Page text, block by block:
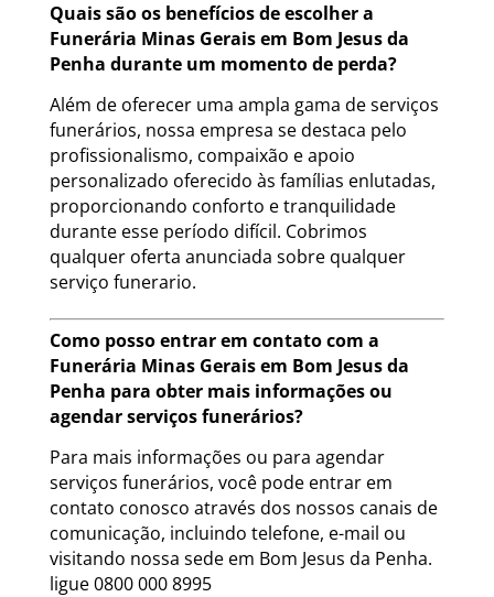
Quais são os benefícios de escolher a
Funerária Minas Gerais em Bom Jesus da
Penha durante um momento de perda?
Além de oferecer uma ampla gama de serviços
funerários, nossa empresa se destaca pelo
profissionalismo, compaixão e apoio
personalizado oferecido às famílias enlutadas,
proporcionando conforto e tranquilidade
durante esse período difícil. Cobrimos
qualquer oferta anunciada sobre qualquer
serviço funerario.
Como posso entrar em contato com a
Funerária Minas Gerais em Bom Jesus da
Penha para obter mais informações ou
agendar serviços funerários?
Para mais informações ou para agendar
serviços funerários, você pode entrar em
contato conosco através dos nossos canais de
comunicação, incluindo telefone, e-mail ou
visitando nossa sede em Bom Jesus da Penha.
ligue 0800 000 8995